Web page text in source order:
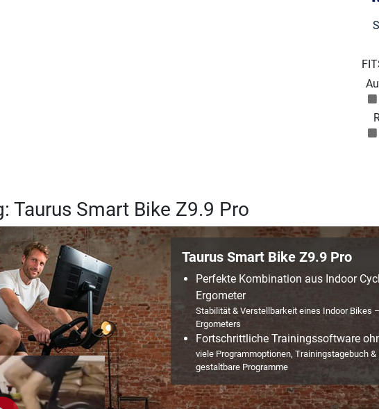
Taurus Smart Bike Z9.9 Pro
Taurus Smart Bike Z9.9 Pro
Perfekte Kombination aus Indoor
Ergometer
Stabilität & Verstellbarkeit eines Indoor Bikes
Ergometers
Fortschrittliche Trainingssoftware
viele Programmoptionen, Trainingstagebuch &
gestaltbare Programme